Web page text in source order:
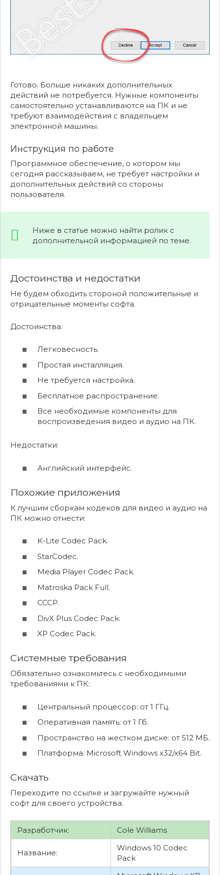
Готово. Больше никаких дополнительных
действий не потребуется. Нужные компоненты
самостоятельно устанавливаются на ПК и не
требуют взаимодействия с владельцем
электронной машины.
Инструкция по работе
Программное обеспечение, о котором мы
сегодня рассказываем, не требует настройки и
дополнительных действий со стороны
пользователя.
Ниже в статье можно найти ролик с
дополнительной информацией по теме.
Достоинства и недостатки
Не будем обходить стороной положительные и
отрицательные моменты софта.
Достоинства:
Легковесность.
Простая инсталляция.
Не требуется настройка.
Бесплатное распространение.
Все необходимые компоненты для
воспроизведения видео и аудио на ПК.
Недостатки:
Английский интерфейс.
Похожие приложения
К лучшим сборкам кодеков для видео и аудио на
ПК можно отнести:
K-Lite Codec Pack.
StarCodec.
Media Player Codec Pack.
Matroska Pack Full.
CCCP.
DivX Plus Codec Pack.
XP Codec Pack.
Системные требования
Обязательно ознакомьтесь с необходимыми
требованиями к ПК:
Центральный процессор: от 1 ГГц.
Оперативная память: от 1 Гб.
Пространство на жестком диске: от 512 МБ.
Платформа: Microsoft Windows x32/x64 Bit.
Скачать
Переходите по ссылке и загружайте нужный
софт для своего устройства.
Разработчик: Cole Williams
Название:
Windows 10 Codec
Pack